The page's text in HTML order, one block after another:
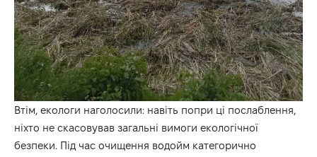
Втім, екологи наголосили: навіть попри ці послаблення,
ніхто не скасовував загальні вимоги екологічної
безпеки. Під час очищення водойм категорично